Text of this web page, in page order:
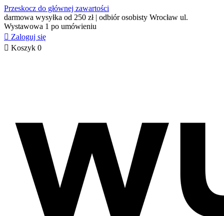
Przeskocz do głównej zawartości
darmowa wysyłka od 250 zł | odbiór osobisty Wrocław ul.
Wystawowa 1 po umówieniu
 Zaloguj się
 Koszyk 0